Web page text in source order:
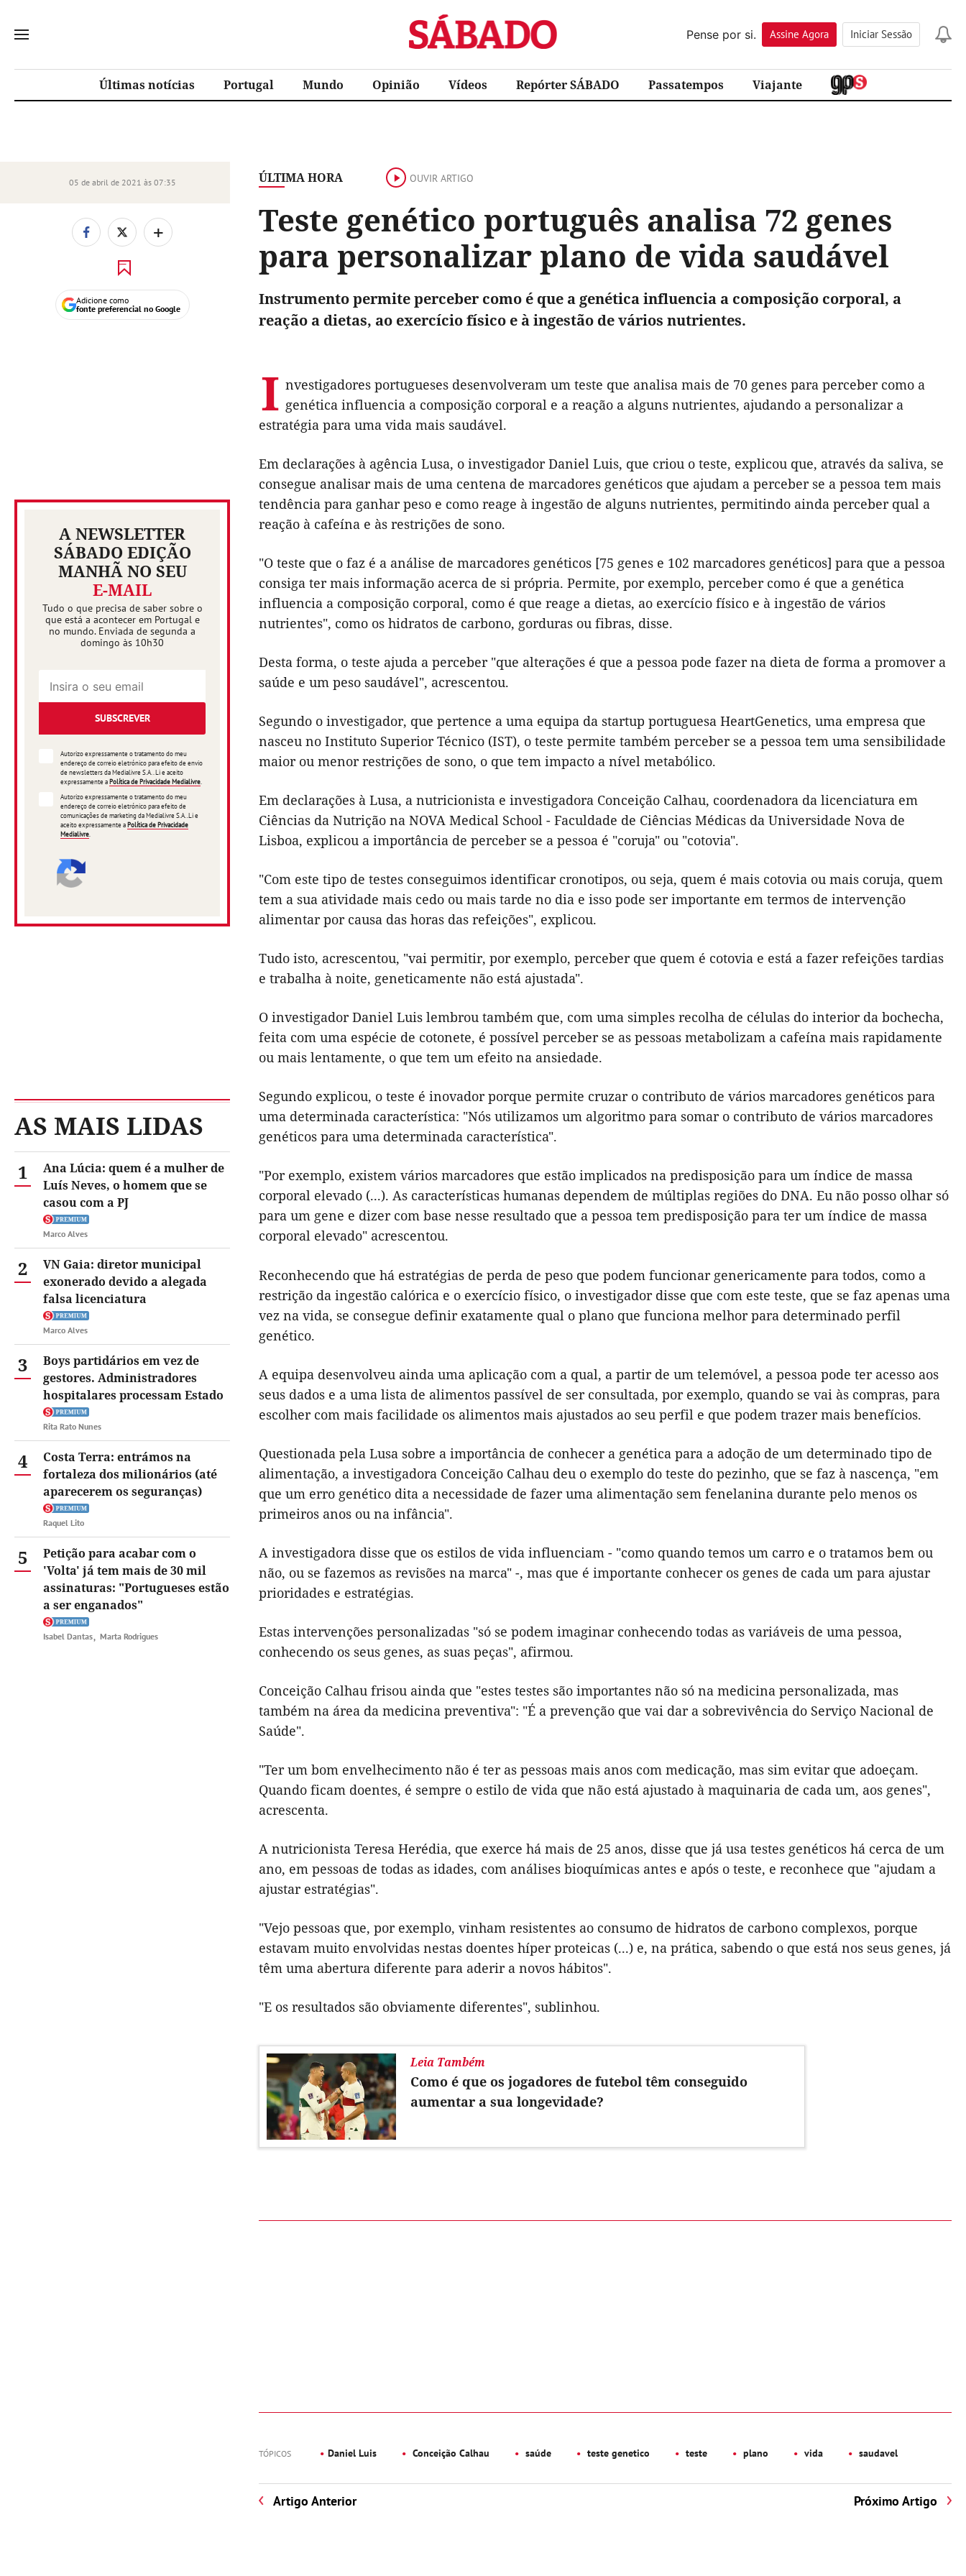
Sábado
Pense por si.
Assine Agora Iniciar Sessão
Últimas notícias Portugal Mundo Opinião Vídeos Repórter SÁBADO Passatempos Viajante
ÚLTIMA HORA OUVIR ARTIGO
Teste genético português analisa 72 genes
para personalizar plano de vida saudável
05 de abril de 2021 às 07:35
+
Adicione como
fonte preferencial no Google
A NEWSLETTER
SÁBADO EDIÇÃO
MANHÃ NO SEU
E-MAIL
Tudo o que precisa de saber sobre o
que está a acontecer em Portugal e
no mundo. Enviada de segunda a
domingo às 10h30
SUBSCREVER
Autorizo expressamente o tratamento do meu
endereço de correio eletrónico para efeito de envio
de newsletters da Medialivre S.A.. Li e aceito
expressamente aPolítica de Privacidade Medialivre
Autorizo expressamente o tratamento do meu
endereço de correio eletrónico para efeito de
comunicações de marketing da Medialivre S.A..Li e
aceito expressamente aPolítica de Privacidade
Medialivre
AS MAIS LIDAS
1
Ana Lúcia: quem é a mulher de
Luís Neves, o homem que se
casou com a PJ
Marco Alves
2
VN Gaia: diretor municipal
exonerado devido a alegada
falsa licenciatura
Marco Alves
3
Boys partidários em vez de
gestores. Administradores
hospitalares processam Estado
Rita Rato Nunes
4
Costa Terra: entrámos na
fortaleza dos milionários (até
aparecerem os seguranças)
Raquel Lito
5
Petição para acabar com o
'Volta' já tem mais de 30 mil
assinaturas: "Portugueses estão
a ser enganados"
Isabel Dantas Marta Rodrigues
Instrumento permite perceber como é que a genética influencia a composição corporal, a
reação a dietas, ao exercício físico e à ingestão de vários nutrientes.
I nvestigadores portugueses desenvolveram um teste que analisa mais de 70 genes para perceber como a
genética influencia a composição corporal e a reação a alguns nutrientes, ajudando a personalizar a
estratégia para uma vida mais saudável.
Em declarações à agência Lusa, o investigador Daniel Luis, que criou o teste, explicou que, através da saliva, se
consegue analisar mais de uma centena de marcadores genéticos que ajudam a perceber se a pessoa tem mais
tendência para ganhar peso e como reage à ingestão de alguns nutrientes, permitindo ainda perceber qual a
reação à cafeína e às restrições de sono.
"O teste que o faz é a análise de marcadores genéticos [75 genes e 102 marcadores genéticos] para que a pessoa
consiga ter mais informação acerca de si própria. Permite, por exemplo, perceber como é que a genética
influencia a composição corporal, como é que reage a dietas, ao exercício físico e à ingestão de vários
nutrientes", como os hidratos de carbono, gorduras ou fibras, disse.
Desta forma, o teste ajuda a perceber "que alterações é que a pessoa pode fazer na dieta de forma a promover a
saúde e um peso saudável", acrescentou.
Segundo o investigador, que pertence a uma equipa da startup portuguesa HeartGenetics, uma empresa que
nasceu no Instituto Superior Técnico (IST), o teste permite também perceber se a pessoa tem uma sensibilidade
maior ou menor restrições de sono, o que tem impacto a nível metabólico.
Em declarações à Lusa, a nutricionista e investigadora Conceição Calhau, coordenadora da licenciatura em
Ciências da Nutrição na NOVA Medical School - Faculdade de Ciências Médicas da Universidade Nova de
Lisboa, explicou a importância de perceber se a pessoa é "coruja" ou "cotovia".
"Com este tipo de testes conseguimos identificar cronotipos, ou seja, quem é mais cotovia ou mais coruja, quem
tem a sua atividade mais cedo ou mais tarde no dia e isso pode ser importante em termos de intervenção
alimentar por causa das horas das refeições", explicou.
Tudo isto, acrescentou, "vai permitir, por exemplo, perceber que quem é cotovia e está a fazer refeições tardias
e trabalha à noite, geneticamente não está ajustada".
O investigador Daniel Luis lembrou também que, com uma simples recolha de células do interior da bochecha,
feita com uma espécie de cotonete, é possível perceber se as pessoas metabolizam a cafeína mais rapidamente
ou mais lentamente, o que tem um efeito na ansiedade.
Segundo explicou, o teste é inovador porque permite cruzar o contributo de vários marcadores genéticos para
uma determinada característica: "Nós utilizamos um algoritmo para somar o contributo de vários marcadores
genéticos para uma determinada característica".
"Por exemplo, existem vários marcadores que estão implicados na predisposição para um índice de massa
corporal elevado (...). As características humanas dependem de múltiplas regiões do DNA. Eu não posso olhar só
para um gene e dizer com base nesse resultado que a pessoa tem predisposição para ter um índice de massa
corporal elevado" acrescentou.
Reconhecendo que há estratégias de perda de peso que podem funcionar genericamente para todos, como a
restrição da ingestão calórica e o exercício físico, o investigador disse que com este teste, que se faz apenas uma
vez na vida, se consegue definir exatamente qual o plano que funciona melhor para determinado perfil
genético.
A equipa desenvolveu ainda uma aplicação com a qual, a partir de um telemóvel, a pessoa pode ter acesso aos
seus dados e a uma lista de alimentos passível de ser consultada, por exemplo, quando se vai às compras, para
escolher com mais facilidade os alimentos mais ajustados ao seu perfil e que podem trazer mais benefícios.
Questionada pela Lusa sobre a importância de conhecer a genética para a adoção de um determinado tipo de
alimentação, a investigadora Conceição Calhau deu o exemplo do teste do pezinho, que se faz à nascença, "em
que um erro genético dita a necessidade de fazer uma alimentação sem fenelanina durante pelo menos os
primeiros anos ou na infância".
A investigadora disse que os estilos de vida influenciam - "como quando temos um carro e o tratamos bem ou
não, ou se fazemos as revisões na marca" -, mas que é importante conhecer os genes de cada um para ajustar
prioridades e estratégias.
Estas intervenções personalizadas "só se podem imaginar conhecendo todas as variáveis de uma pessoa,
conhecendo os seus genes, as suas peças", afirmou.
Conceição Calhau frisou ainda que "estes testes são importantes não só na medicina personalizada, mas
também na área da medicina preventiva": "É a prevenção que vai dar a sobrevivência do Serviço Nacional de
Saúde".
"Ter um bom envelhecimento não é ter as pessoas mais anos com medicação, mas sim evitar que adoeçam.
Quando ficam doentes, é sempre o estilo de vida que não está ajustado à maquinaria de cada um, aos genes",
acrescenta.
A nutricionista Teresa Herédia, que exerce há mais de 25 anos, disse que já usa testes genéticos há cerca de um
ano, em pessoas de todas as idades, com análises bioquímicas antes e após o teste, e reconhece que "ajudam a
ajustar estratégias".
"Vejo pessoas que, por exemplo, vinham resistentes ao consumo de hidratos de carbono complexos, porque
estavam muito envolvidas nestas doentes híper proteicas (...) e, na prática, sabendo o que está nos seus genes, já
têm uma abertura diferente para aderir a novos hábitos".
"E os resultados são obviamente diferentes", sublinhou.
Leia Também
Como é que os jogadores de futebol têm conseguido
aumentar a sua longevidade?
TÓPICOS Daniel Luis Conceição Calhau saúde teste genetico teste plano vida saudavel
Artigo Anterior Próximo Artigo